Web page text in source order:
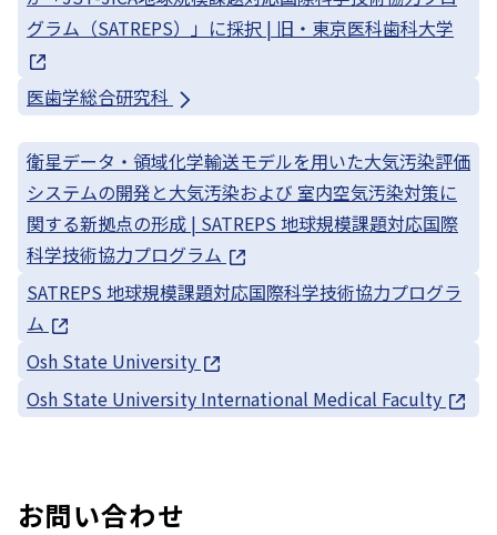
グラム（SATREPS）」に採択 | 旧・東京医科歯科大学
医歯学総合研究科
衛星データ・領域化学輸送モデルを用いた大気汚染評価
システムの開発と大気汚染および 室内空気汚染対策に
関する新拠点の形成 | SATREPS 地球規模課題対応国際
科学技術協力プログラム
SATREPS 地球規模課題対応国際科学技術協力プログラ
ム
Osh State University
Osh State University International Medical Faculty
お問い合わせ